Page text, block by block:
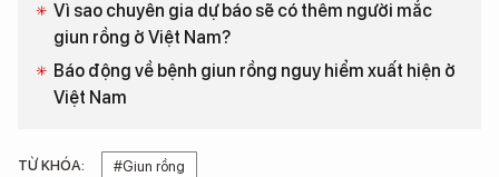
Vì sao chuyên gia dự báo sẽ có thêm người mắc
giun rồng ở Việt Nam?
Báo động về bệnh giun rồng nguy hiểm xuất hiện ở
Việt Nam
TỪ KHÓA: #Giun rồng